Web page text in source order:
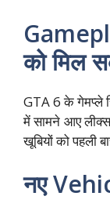
को मिल
GTA 6 के गेमप्ले
में सामने आए
खूबियों को पहली
नए